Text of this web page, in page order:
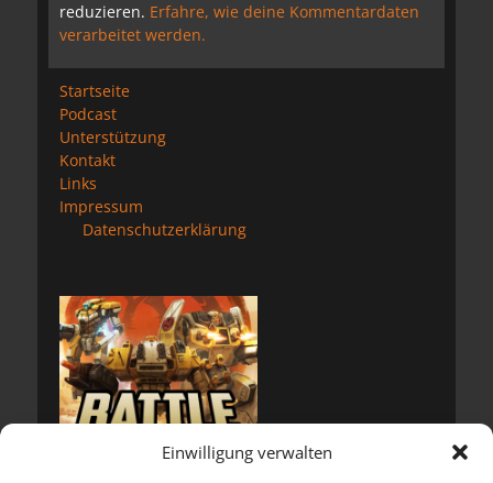
Einwilligung verwalten
reduzieren. Erfahre, wie deine Kommentardaten
verarbeitet werden.
Startseite
Podcast
Unterstützung
Kontakt
Links
Impressum
Datenschutzerklärung